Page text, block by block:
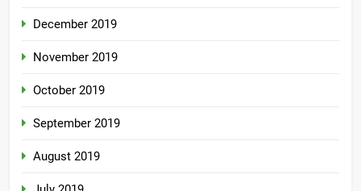
December 2019
November 2019
October 2019
September 2019
August 2019